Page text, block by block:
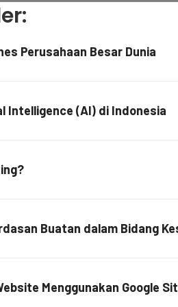
Perusahaan Besar Dunia
Intelligence (AI) di Indonesia
Buatan dalam Bidang
Menggunakan Google